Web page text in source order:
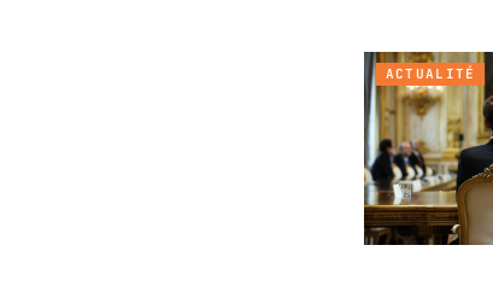
ACTUALITÉ